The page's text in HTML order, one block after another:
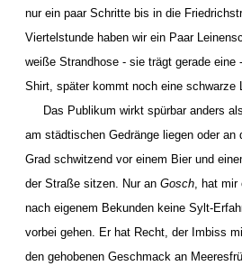
nur ein paar Schritte bis in die
Viertelstunde haben wir ein Paar
weiße Strandhose - sie trägt gerade eine
Shirt, später kommt noch eine schwarze
Das Publikum wirkt spürbar anders
am städtischen Gedränge liegen oder an
Grad schwitzend vor einem Bier und
der Straße sitzen. Nur an Gosch, hat mir
nach eigenem Bekunden keine Sylt-
vorbei gehen. Er hat Recht, der Imbiss
den gehobenen Geschmack an